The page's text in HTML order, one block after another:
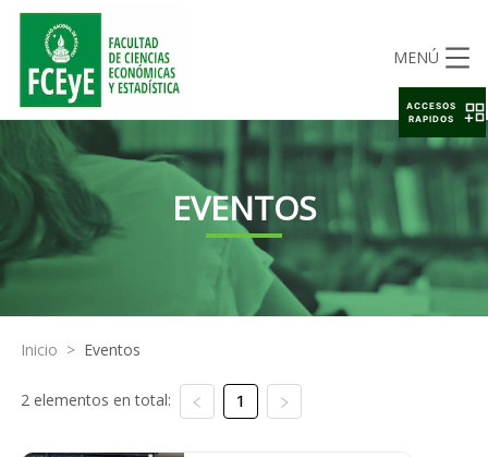
MENÚ
EVENTOS
Inicio > Eventos
2 elementos en total: 1
ACCESOS
RAPIDOS